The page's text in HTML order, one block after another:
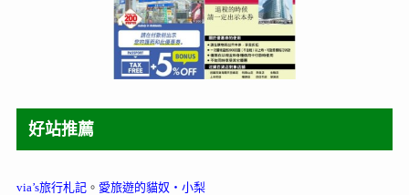
好站推薦
via’s旅行札記。 愛旅遊的貓奴‧小梨